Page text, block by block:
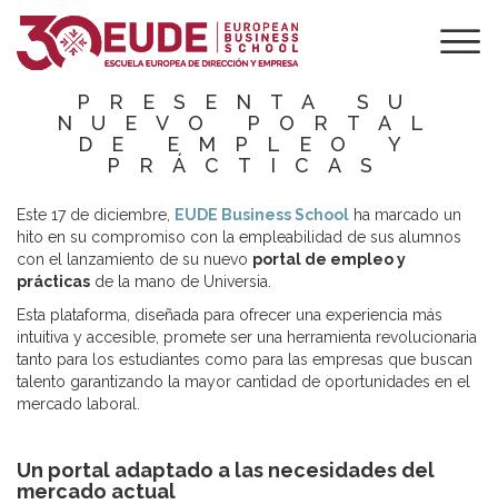
UN PASO
ADELANTE EN TU
PRESENTA SU
NUEVO PORTAL
DE EMPLEO Y
PRÁCTICAS
Este 17 de diciembre, EUDE Business School ha marcado un
hito en su compromiso con la empleabilidad de sus alumnos
con el lanzamiento de su nuevo portal de empleo y
prácticas de la mano de Universia.
Esta plataforma, diseñada para ofrecer una experiencia más
intuitiva y accesible, promete ser una herramienta revolucionaria
tanto para los estudiantes como para las empresas que buscan
talento garantizando la mayor cantidad de oportunidades en el
mercado laboral.
Un portal adaptado a las necesidades del
mercado actual